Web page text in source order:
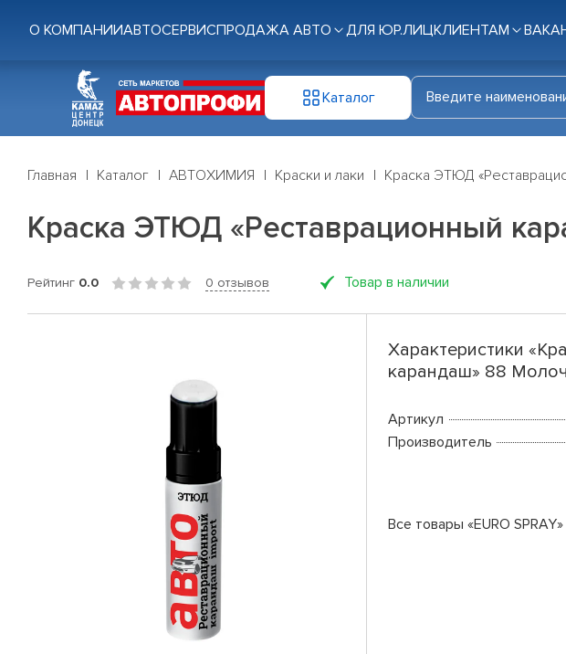
О КОМПАНИИАВТОСЕРВИСПРОДАЖА АВТО ДЛЯ ЮР.ЛИЦКЛИЕНТАМ
Каталог
Главная Каталог АВТОХИМИЯ Краски и лаки Краска ЭТЮД
Краска ЭТЮД «Реставрационный
Рейтинг 0.0 0 отзывов Товар в наличии
Характеристики
карандаш» 88
Артикул
Производитель
Все товары «EURO SPRAY»